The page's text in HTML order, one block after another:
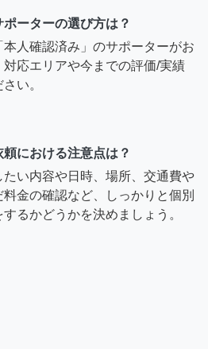
ーターの選び方は？
本人確認済み」のサポーターがお
応エリアや今までの評価/実績
い。
における注意点は？
い内容や日時、場所、交通費や
金の確認など、しっかりと個別
るかどうかを決めましょう。